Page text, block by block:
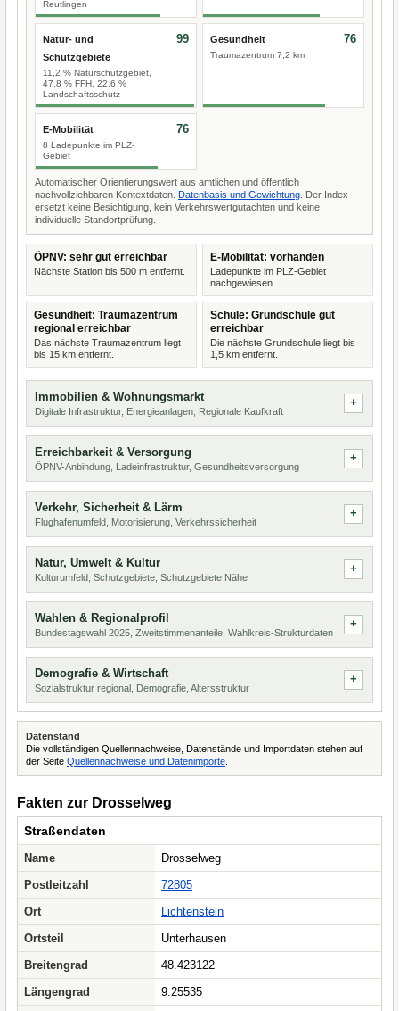
Reutlingen
Natur- und
Schutzgebiete
11,2 % Naturschutzgebiet,
47,8 % FFH, 22,6 %
Landschaftsschutz
99 Gesundheit
Traumazentrum 7,2 km
76
E-Mobilität
8 Ladepunkte im PLZ-
Gebiet
76
Automatischer Orientierungswert aus amtlichen und öffentlich
nachvollziehbaren Kontextdaten. Datenbasis und Gewichtung . Der Index
ersetzt keine Besichtigung, kein Verkehrswertgutachten und keine
individuelle Standortprüfung.
ÖPNV: sehr gut erreichbar
Nächste Station bis 500 m entfernt.
E-Mobilität: vorhanden
Ladepunkte im PLZ-Gebiet
nachgewiesen.
Gesundheit: Traumazentrum
regional erreichbar
Das nächste Traumazentrum liegt
bis 15 km entfernt.
Schule: Grundschule gut
erreichbar
Die nächste Grundschule liegt bis
1,5 km entfernt.
Immobilien & Wohnungsmarkt
Digitale Infrastruktur, Energieanlagen, Regionale Kaufkraft
Erreichbarkeit & Versorgung
ÖPNV-Anbindung, Ladeinfrastruktur, Gesundheitsversorgung
Verkehr, Sicherheit & Lärm
Flughafenumfeld, Motorisierung, Verkehrssicherheit
Natur, Umwelt & Kultur
Kulturumfeld, Schutzgebiete, Schutzgebiete Nähe
Wahlen & Regionalprofil
Bundestagswahl 2025, Zweitstimmenanteile, Wahlkreis-Strukturdaten
Demografie & Wirtschaft
Sozialstruktur regional, Demografie, Altersstruktur
Datenstand
Die vollständigen Quellennachweise, Datenstände und Importdaten stehen auf
der Seite Quellennachweise und Datenimporte
Fakten zur Drosselweg
Straßendaten
Name
Drosselweg
Postleitzahl
72805
Ort
Lichtenstein
Ortsteil
Unterhausen
Breitengrad
48.423122
Längengrad
9.25535